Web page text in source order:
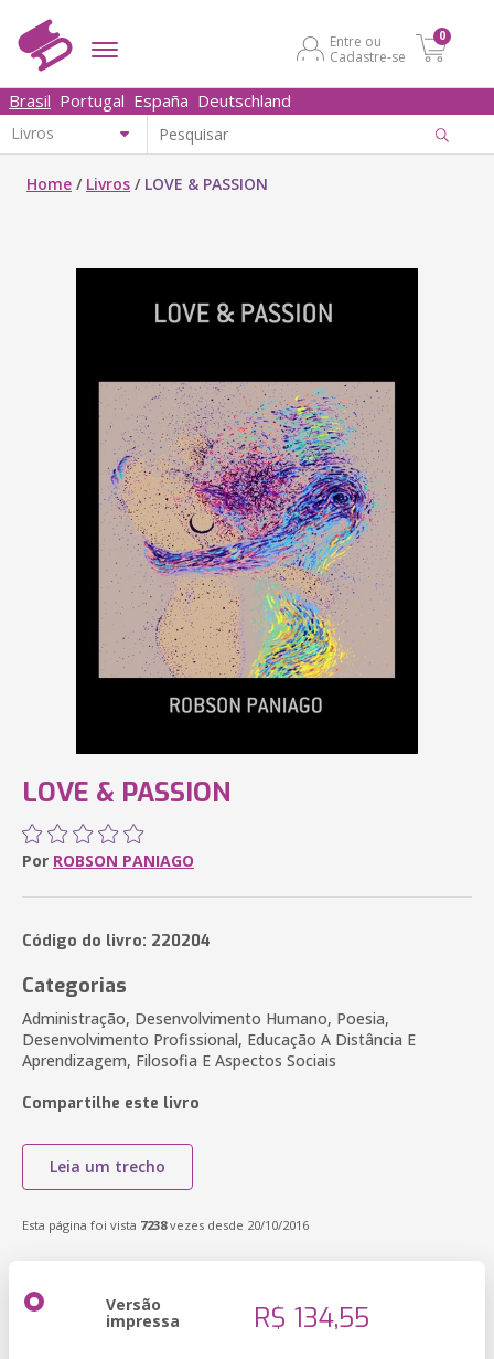
Entre ou
Cadastre-se
0
Brasil Portugal España Deutschland
Home / Livros / LOVE & PASSION
LOVE & PASSION
Por ROBSON PANIAGO
Código do livro: 220204
Categorias
Administração, Desenvolvimento Humano, Poesia,
Desenvolvimento Profissional, Educação A Distância E
Aprendizagem, Filosofia E Aspectos Sociais
Compartilhe este livro
Leia um trecho
Esta página foi vista 7238vezes desde 20/10/2016
Versão
impressa R$ 134,55